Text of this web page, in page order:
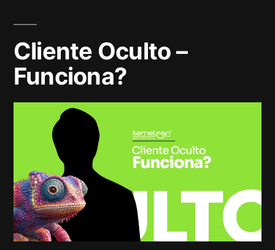
Cliente Oculto –
Funciona?